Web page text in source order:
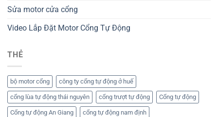
Sửa motor cửa cổng
Video Lắp Đặt Motor Cổng Tự Động
THẺ
bộ motor cổng công ty cổng tự động ở huế
cổng lùa tự động thái nguyên cổng trượt tự động Cổng tự động
Cổng tự động An Giang cổng tự động nam định